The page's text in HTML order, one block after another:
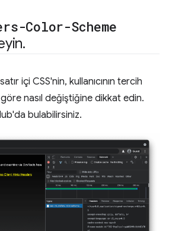
Color-Scheme
.
içi CSS'nin, kullanıcının tercih
nasıl değiştiğine dikkat edin.
bulabilirsiniz.